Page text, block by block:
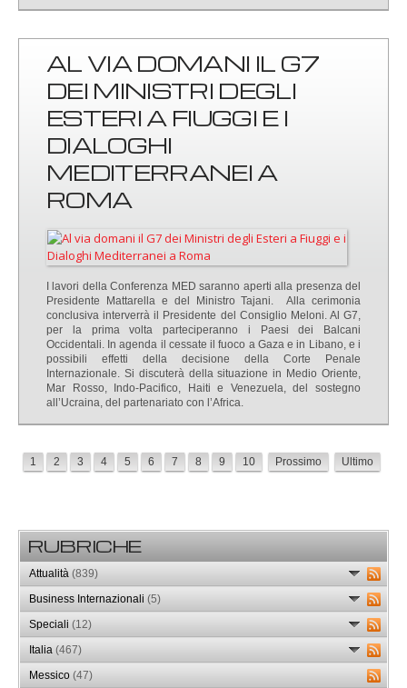
AL VIA DOMANI IL G7
DEI MINISTRI DEGLI
ESTERI A FIUGGI E I
DIALOGHI
MEDITERRANEI A
ROMA
I lavori della Conferenza MED saranno aperti alla presenza del
Presidente Mattarella e del Ministro Tajani. Alla cerimonia
conclusiva interverrà il Presidente del Consiglio Meloni. Al G7,
per la prima volta parteciperanno i Paesi dei Balcani
Occidentali. In agenda il cessate il fuoco a Gaza e in Libano, e i
possibili effetti della decisione della Corte Penale
Internazionale. Si discuterà della situazione in Medio Oriente,
Mar Rosso, Indo-Pacifico, Haiti e Venezuela, del sostegno
all’Ucraina, del partenariato con l’Africa.
1 2 3 4 5 6 7 8 9 10 Prossimo Ultimo
RUBRICHE
Attualità (839)
Business Internazionali (5)
Speciali (12)
Italia (467)
Messico (47)